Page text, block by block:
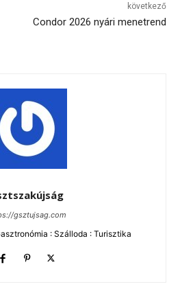
következő
Condor 2026 nyári menetrend
gsztujsag.com
: Szálloda : Turisztika